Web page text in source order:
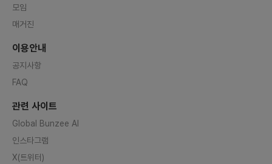
모임
매거진
이용안내
공지사항
FAQ
관련 사이트
Global Bunzee AI
인스타그램
X(트위터)